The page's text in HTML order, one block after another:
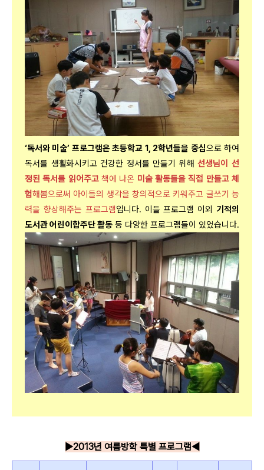
‘독서와 미술’ 프로그램은 초등학교 1, 2학년들을 중심으로 하여
독서를 생활화시키고 건강한 정서를 만들기 위해선생님이 선
정된 독서를 읽어주고책에 나온 미술 활동들을 직접 만들고 체
험해봄으로써 아이들의 생각을 창의적으로 키워주고 글쓰기 능
력을 향상해주는 프로그램입니다. 이들 프로그램 이외 기적의
도서관 어린이합주단 활동 등 다양한 프로그램들이 있었습니다.
▶2013년 여름방학 특별 프로그램◀